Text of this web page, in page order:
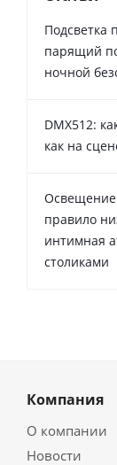
Подсветка
парящий
ночной
DMX512:
как на
Освещение
правило
интимная
столиками
Компания
О компании
Новости